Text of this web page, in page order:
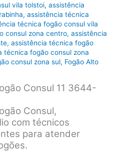
vila tolstoi,assistência
,assistência técnica
técnica fogão consul vila
consul zona centro,assistência
,assistência técnica fogão
técnica fogão consul zona
consul zona sul, Fogão Alto
Consul 11 3644-
Consul,
com técnicos
para atender